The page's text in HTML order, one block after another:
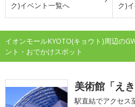
ク)イベント一覧へ
ク)
イオンモールKYOTO(キョウト)周辺の
ント・おでかけスポット
美術館「え
駅直結でアクセス